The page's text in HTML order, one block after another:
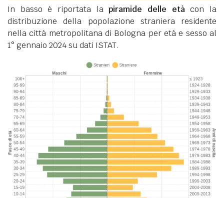
In basso è riportata lapiramide delle etàcon la
distribuzione della popolazione straniera residente
nella città metropolitana di Bologna per età e sesso al
1° gennaio 2024 su dati ISTAT.